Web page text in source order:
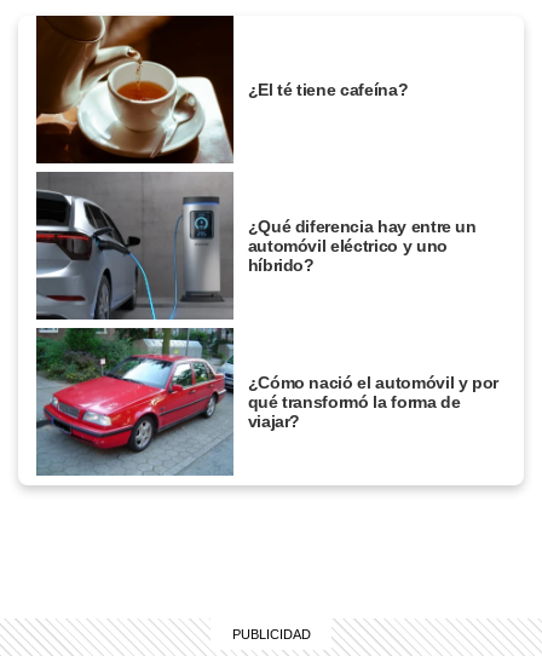
¿El té tiene cafeína?
¿Qué diferencia hay entre un
automóvil eléctrico y uno
híbrido?
¿Cómo nació el automóvil y por
qué transformó la forma de
viajar?